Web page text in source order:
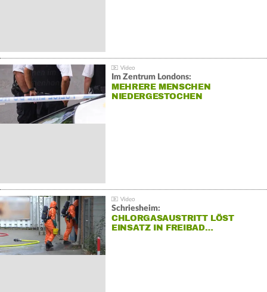
Im Zentrum Londons:
MEHRERE MENSCHEN
NIEDERGESTOCHEN
Schriesheim:
CHLORGASAUSTRITT LÖST
EINSATZ IN FREIBAD…